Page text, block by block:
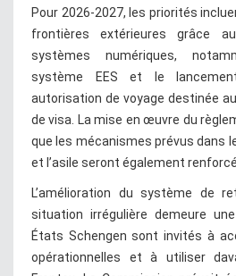
Pour 2026-2027, les priorités
frontières extérieures grâce
systèmes numériques,
système EES et le
autorisation de voyage destinée
de visa. La mise en œuvre du
que les mécanismes prévus dans
et l’asile seront également
L’amélioration du système de
situation irrégulière demeure
États Schengen sont invités à
opérationnelles et à utiliser